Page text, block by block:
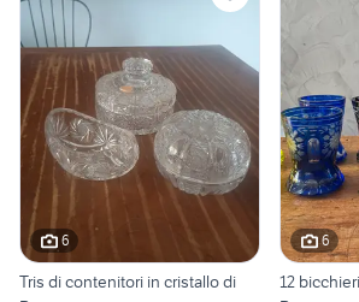
6
Tris di contenitori in cristallo di
6
12